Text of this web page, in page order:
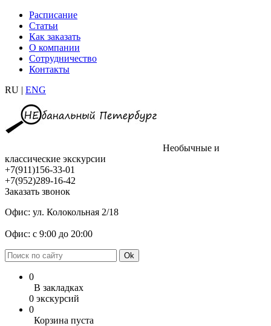
Расписание
Статьи
Как заказать
О компании
Сотрудничество
Контакты
RU | ENG
Необычные и
классические экскурсии
+7(911)156-33-01
+7(952)289-16-42
Заказать звонок
Офис: ул. Колокольная 2/18
Офис: с 9:00 до 20:00
0
В закладках
0 экскурсий
0
Корзина пуста